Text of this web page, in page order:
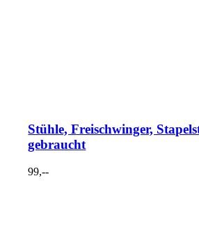
Stühle, Freischwinger,
gebraucht
99,--